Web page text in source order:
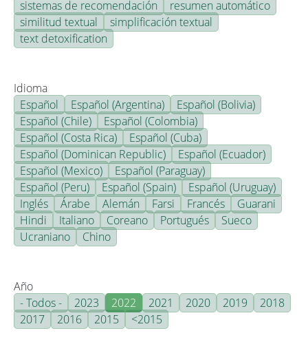
sistemas de recomendación
resumen automático
similitud textual
simplificación textual
text detoxification
Idioma
Español
Español (Argentina)
Español (Bolivia)
Español (Chile)
Español (Colombia)
Español (Costa Rica)
Español (Cuba)
Español (Dominican Republic)
Español (Ecuador)
Español (Mexico)
Español (Paraguay)
Español (Peru)
Español (Spain)
Español (Uruguay)
Inglés
Árabe Alemán Farsi Francés
Guarani
Hindi
Italiano Coreano Portugués
Sueco
Ucraniano
Chino
Año
- Todos -
2023 2022 2021 2020 2019
2018
2017
2016 2015 <2015